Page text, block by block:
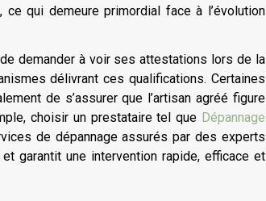
qui demeure primordial face à l’évolution
demander à voir ses attestations lors de la
délivrant ces qualifications. Certaines
de s’assurer que l’artisan agréé figure
choisir un prestataire tel que Dépannage
de dépannage assurés par des experts
garantit une intervention rapide, efficace et